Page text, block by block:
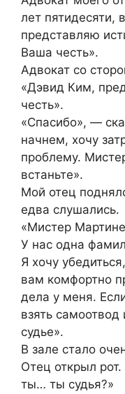
лет пятидесяти,
представляю
Ваша честь».
Адвокат со
«Дэвид Ким,
честь».
«Спасибо», —
начнем, хочу
проблему.
встаньте».
Мой отец
едва слушались.
«Мистер
У нас одна
Я хочу
вам комфортно
дела у меня.
взять
судье».
В зале стало
Отец открыл
ты… ты судья?»